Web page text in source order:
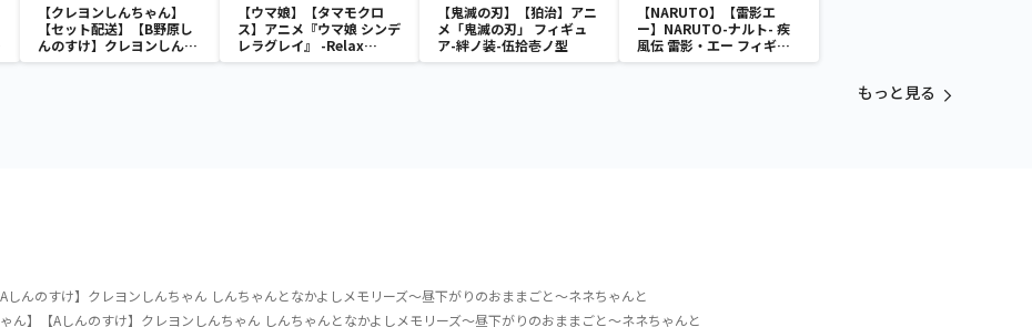
【クレヨンしんちゃん】
【セット配送】【B野原し
んのすけ】クレヨンしんち
ゃん でっかいぬいぐるみ～
【ウマ娘】【タマモクロ
ス】アニメ『ウマ娘 シンデ
レラグレイ』 -Relax
time-タマモクロス
【鬼滅の刃】【狛治】アニ
メ「鬼滅の刃」 フィギュ
ア-絆ノ装-伍拾壱ノ型
【NARUTO】【雷影エ
ー】NARUTO-ナルト- 疾
風伝 雷影・エー フィギュ
ア～五影集結…!!～
もっと見る
しんのすけ】クレヨンしんちゃん しんちゃんとなかよしメモリーズ～昼下がりのおままごと～ネネちゃんと
ゃん】【Aしんのすけ】クレヨンしんちゃん しんちゃんとなかよしメモリーズ～昼下がりのおままごと～ネネちゃんと